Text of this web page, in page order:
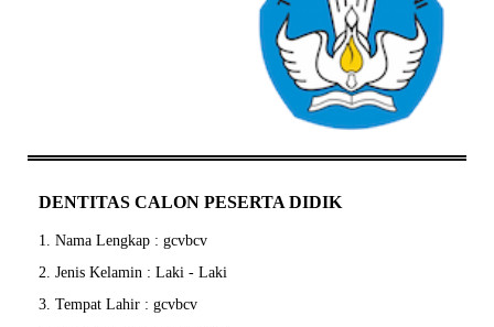
DENTITAS CALON PESERTA DIDIK
1. Nama Lengkap : gcvbcv
2. Jenis Kelamin : Laki - Laki
3. Tempat Lahir : gcvbcv